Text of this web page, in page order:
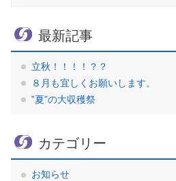
最新記事
立秋！！！！？？
８月も宜しくお願いします。
‟夏”の大収穫祭
カテゴリー
お知らせ